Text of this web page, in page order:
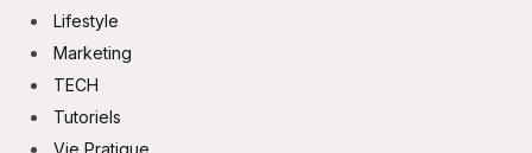
Lifestyle
Marketing
TECH
Tutoriels